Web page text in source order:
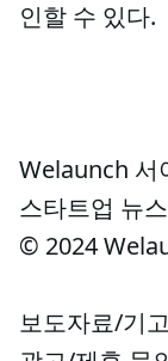
인할 수 있다.
Welaunch 서
스타트업 뉴
© 2024
보도자료/기